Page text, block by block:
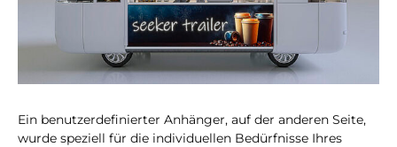
Ein benutzerdefinierter Anhänger, auf der anderen Seite,
wurde speziell für die individuellen Bedürfnisse Ihres